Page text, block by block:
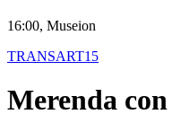
16:00, Museion
TRANSART15
Merenda